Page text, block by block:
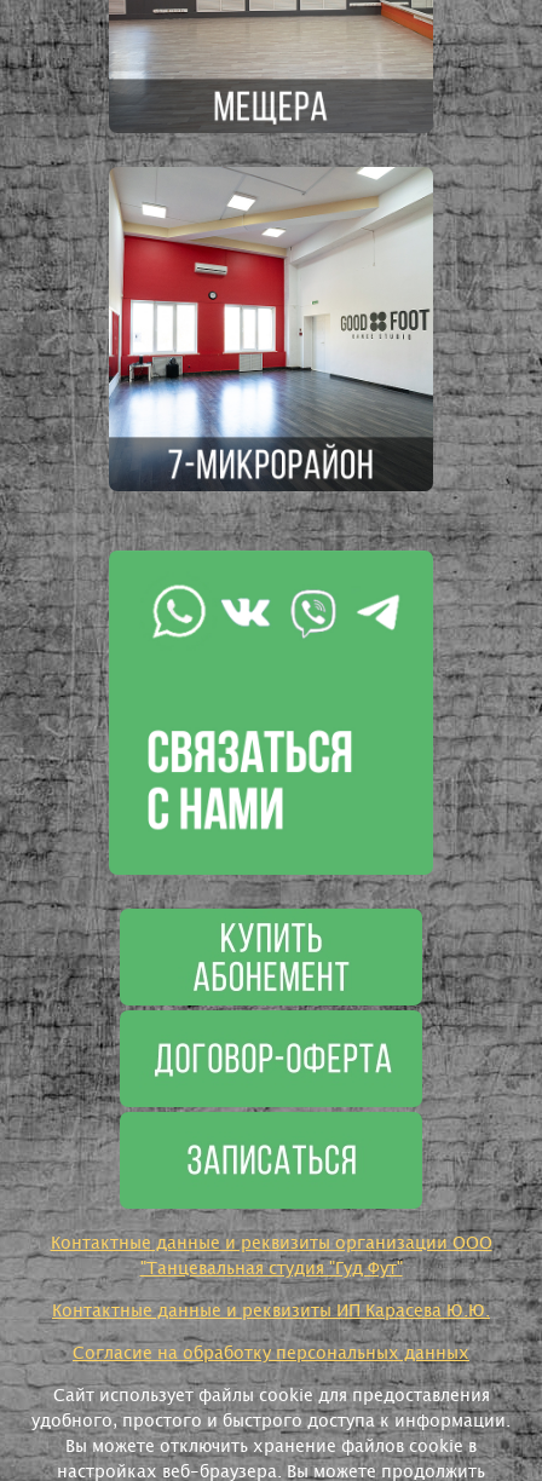
Контактные данные и реквизиты организации ООО
"Танцевальная студия "Гуд Фут"
Контактные данные и реквизиты ИП Карасева Ю.Ю.
Согласие на обработку персональных данных
Сайт использует файлы cookie для предоставления
удобного, простого и быстрого доступа к информации.
Вы можете отключить хранение файлов cookie в
настройках веб-браузера. Вы можете продолжить